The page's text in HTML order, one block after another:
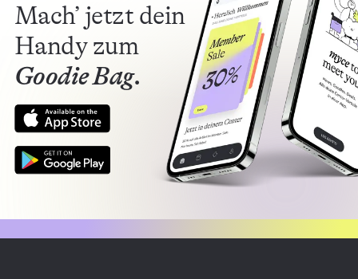
Mach’ jetzt dein
Handy zum
Goodie Bag.